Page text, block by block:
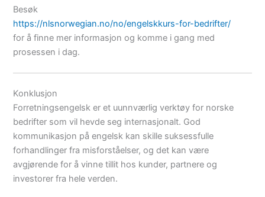
Besøk
https://nlsnorwegian.no/no/engelskkurs-for-bedrifter/
for å finne mer informasjon og komme i gang med
prosessen i dag.
Konklusjon
Forretningsengelsk er et uunnværlig verktøy for norske
bedrifter som vil hevde seg internasjonalt. God
kommunikasjon på engelsk kan skille suksessfulle
forhandlinger fra misforståelser, og det kan være
avgjørende for å vinne tillit hos kunder, partnere og
investorer fra hele verden.